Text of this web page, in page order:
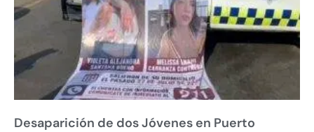
Desaparición de dos Jóvenes en Puerto